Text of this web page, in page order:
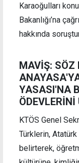
Karaoğulları
Bakanlığı’na
hakkında
MAVİŞ: SÖZ
YASASI'NA
KTÖS Genel
Türklerin, Atatürk
belirterek,